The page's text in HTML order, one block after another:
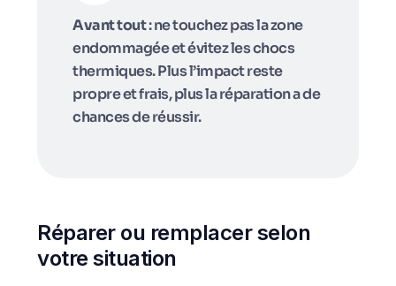
Avant tout: ne touchez pas la zone
endommagée et évitez les chocs
thermiques. Plus l’impact reste
propre et frais, plus la réparation a de
chances de réussir.
Réparer ou remplacer selon
votre situation